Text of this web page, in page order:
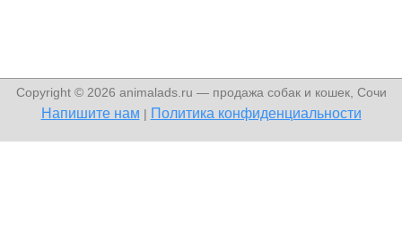
Copyright © 2026 animalads.ru — продажа собак и кошек, Сочи
Напишите нам Политика конфиденциальности